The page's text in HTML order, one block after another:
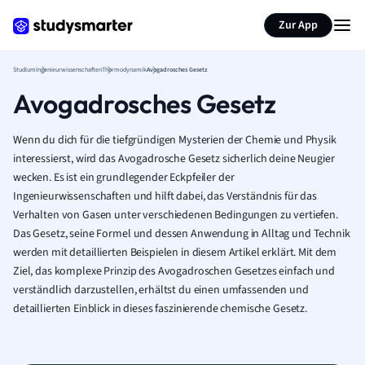
Zur App
StudiumIngenieurwissenschaftenThermodynamikAvogadrosches Gesetz
Avogadrosches Gesetz
Wenn du dich für die tiefgründigen Mysterien der Chemie und Physik
interessierst, wird das Avogadrosche Gesetz sicherlich deine Neugier
wecken. Es ist ein grundlegender Eckpfeiler der
Ingenieurwissenschaften und hilft dabei, das Verständnis für das
Verhalten von Gasen unter verschiedenen Bedingungen zu vertiefen.
Das Gesetz, seine Formel und dessen Anwendung in Alltag und Technik
werden mit detaillierten Beispielen in diesem Artikel erklärt. Mit dem
Ziel, das komplexe Prinzip des Avogadroschen Gesetzes einfach und
verständlich darzustellen, erhältst du einen umfassenden und
detaillierten Einblick in dieses faszinierende chemische Gesetz.